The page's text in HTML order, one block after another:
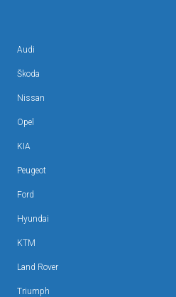
Audi
Škoda
Nissan
Opel
KIA
Peugeot
Ford
Hyundai
KTM
Land Rover
Triumph